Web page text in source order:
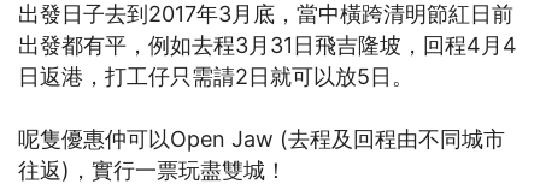
出發日子去到2017年3月底，當中橫跨清明節紅日前
出發都有平，例如去程3月31日飛吉隆坡，回程4月4
日返港，打工仔只需請2日就可以放5日。
呢隻優惠仲可以Open Jaw (去程及回程由不同城市
往返)，實行一票玩盡雙城！